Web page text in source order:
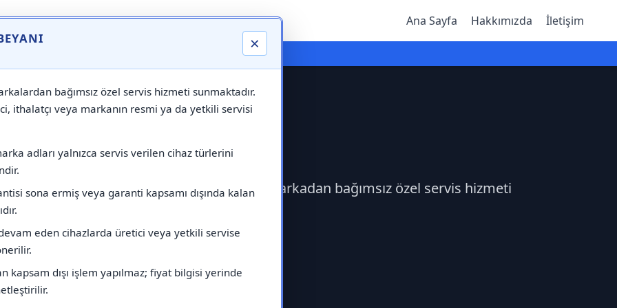
×
bağımsız özel servis hizmeti sunmaktadır.
ithalatçı veya markanın resmi ya da yetkili servisi
adları yalnızca servis verilen cihaz türlerini
sona ermiş veya garanti kapsamı dışında kalan
eden cihazlarda üretici veya yetkili servise
kapsam dışı işlem yapılmaz; fiyat bilgisi yerinde
Ana Sayfa Hakkımızda İletişim
⚠️ Markadan Bağımsız "Özel Servis" Hizmeti
Servisi
geçerek Empero Servisi çağırabilirsiniz.Markadan bağımsız özel servis hizmeti